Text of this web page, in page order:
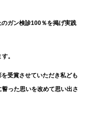
ガン検診100％を掲げ実践
。
受賞させていただき私ども
った思いを改めて思い出さ